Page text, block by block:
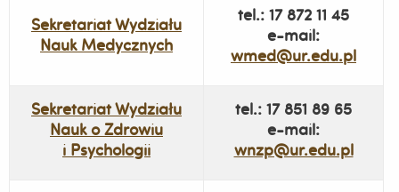
Sekretariat Wydziału
Nauk Medycznych
tel.: 17 872 11 45
e-mail:
wmed@ur.edu.pl
Sekretariat Wydziału
Nauk o Zdrowiu
i Psychologii
tel.: 17 851 89 65
e-mail:
wnzp@ur.edu.pl